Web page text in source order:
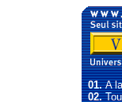
01.A
02.